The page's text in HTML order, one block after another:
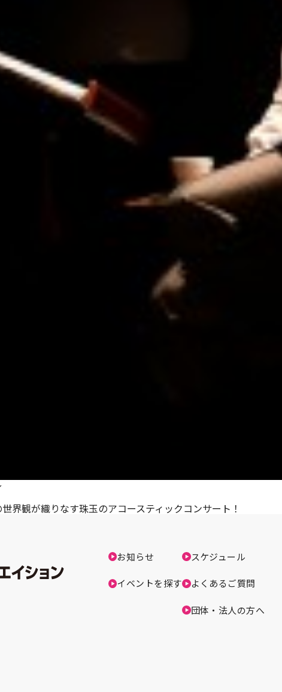
界観が織りなす珠玉のアコースティックコンサート！
お知らせ
イベントを探す
スケジュール
よくあるご質問
団体・法人の方へ